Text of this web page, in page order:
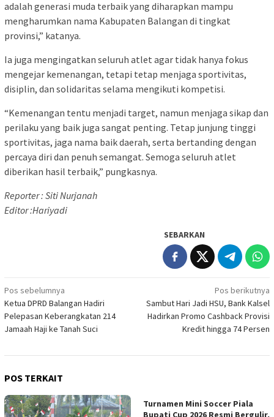
adalah generasi muda terbaik yang diharapkan mampu
mengharumkan nama Kabupaten Balangan di tingkat
provinsi,” katanya.
Ia juga mengingatkan seluruh atlet agar tidak hanya fokus
mengejar kemenangan, tetapi tetap menjaga sportivitas,
disiplin, dan solidaritas selama mengikuti kompetisi.
“Kemenangan tentu menjadi target, namun menjaga sikap dan
perilaku yang baik juga sangat penting. Tetap junjung tinggi
sportivitas, jaga nama baik daerah, serta bertanding dengan
percaya diri dan penuh semangat. Semoga seluruh atlet
diberikan hasil terbaik,” pungkasnya.
Reporter : Siti Nurjanah
Editor :Hariyadi
SEBARKAN
Navigasi
pos
Pos sebelumnya
Ketua DPRD Balangan Hadiri
Pelepasan Keberangkatan 214
Jamaah Haji ke Tanah Suci
Pos berikutnya
Sambut Hari Jadi HSU, Bank Kalsel
Hadirkan Promo Cashback Provisi
Kredit hingga 74 Persen
POS TERKAIT
Turnamen Mini Soccer Piala
Bupati Cup 2026 Resmi Bergulir,